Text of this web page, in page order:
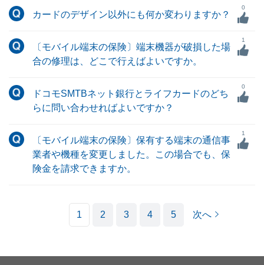
カードのデザイン以外にも何か変わりますか？
0
〔モバイル端末の保険〕端末機器が破損した場
合の修理は、どこで行えばよいですか。
1
ドコモSMTBネット銀行とライフカードのどち
らに問い合わせればよいですか？
0
〔モバイル端末の保険〕保有する端末の通信事
業者や機種を変更しました。この場合でも、保
険金を請求できますか。
1
1 2 3 4 5 次へ